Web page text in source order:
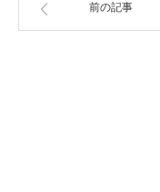
前の記事